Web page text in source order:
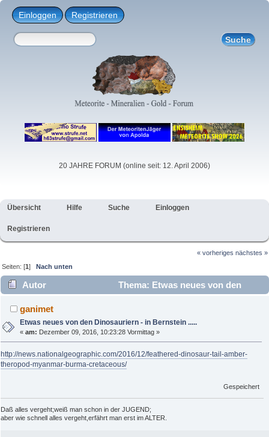
Einloggen Registrieren
20 JAHRE FORUM (online seit: 12. April 2006)
Übersicht Hilfe Suche Einloggen
Registrieren
« vorheriges nächstes »
Seiten: [1]Nach unten
Autor
Thema: Etwas neues von den
Dinosauriern - in Bernstein ..... (Gelesen 5452 mal)
ganimet
Etwas neues von den Dinosauriern - in Bernstein .....
«am: Dezember 09, 2016, 10:23:28 Vormittag »
http://news.nationalgeographic.com/2016/12/feathered-dinosaur-tail-amber-
theropod-myanmar-burma-cretaceous/
Gespeichert
Daß alles vergeht;weiß man schon in der JUGEND;
aber wie schnell alles vergeht,erfährt man erst im ALTER.